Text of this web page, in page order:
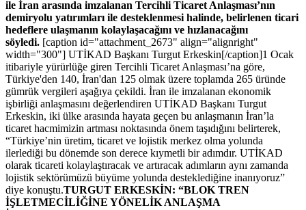
ile İran arasında imzalanan Tercihli Ticaret Anlaşması’nın
demiryolu yatırımları ile desteklenmesi halinde, belirlenen ticari
hedeflere ulaşmanın kolaylaşacağını ve hızlanacağını
söyledi. [caption id="attachment_2673" align="alignright"
width="300"] UTİKAD Başkanı Turgut Erkeskin[/caption]1 Ocak
itibariyle yürürlüğe giren Tercihli Ticaret Anlaşması’na göre,
Türkiye'den 140, İran'dan 125 olmak üzere toplamda 265 üründe
gümrük vergileri aşağıya çekildi. İran ile imzalanan ekonomik
işbirliği anlaşmasını değerlendiren UTİKAD Başkanı Turgut
Erkeskin, iki ülke arasında hayata geçen bu anlaşmanın İran’la
ticaret hacmimizin artması noktasında önem taşıdığını belirterek,
“Türkiye’nin üretim, ticaret ve lojistik merkez olma yolunda
ilerlediği bu dönemde son derece kıymetli bir adımdır. UTİKAD
olarak ticareti kolaylaştıracak ve artıracak adımların aynı zamanda
lojistik sektörümüzü büyüme yolunda desteklediğine inanıyoruz”
diye konuştu.TURGUT ERKESKİN: “BLOK TREN
İŞLETMECİLİĞİNE YÖNELİK ANLAŞMA